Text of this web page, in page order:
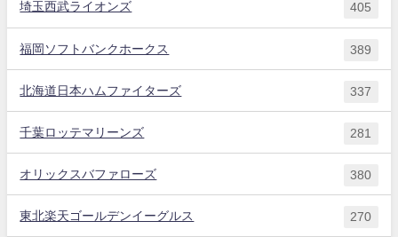
埼玉西武ライオンズ 405
福岡ソフトバンクホークス 389
北海道日本ハムファイターズ 337
千葉ロッテマリーンズ 281
オリックスバファローズ 380
東北楽天ゴールデンイーグルス 270